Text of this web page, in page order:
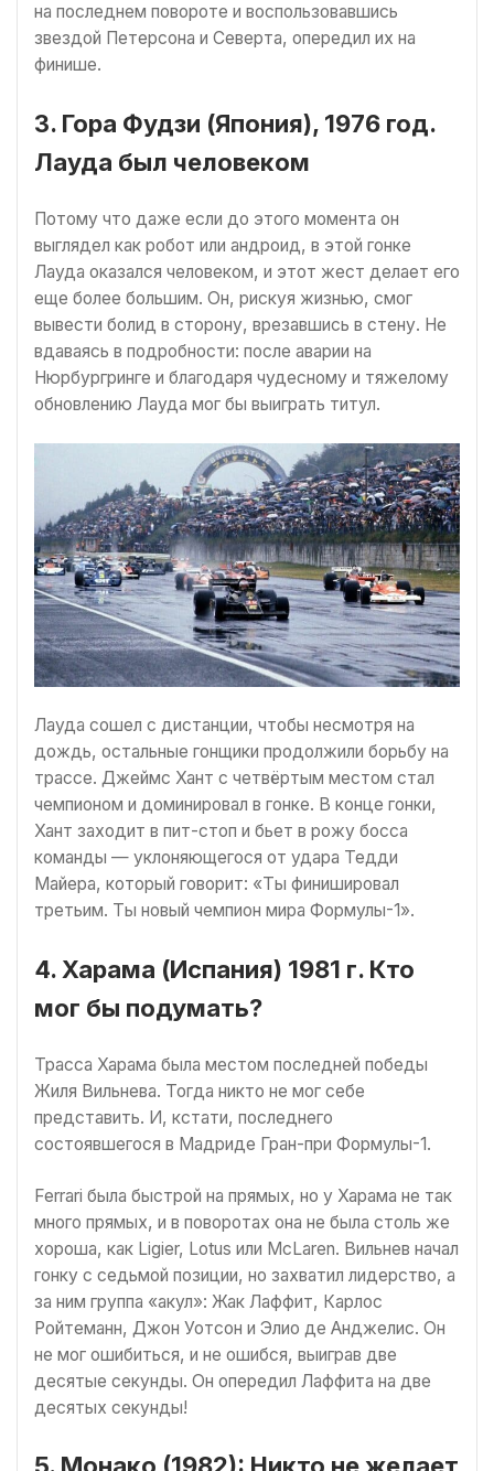
на последнем повороте и воспользовавшись
звездой Петерсона и Северта, опередил их на
финише.
3. Гора Фудзи (Япония), 1976 год.
Лауда был человеком
Потому что даже если до этого момента он
выглядел как робот или андроид, в этой гонке
Лауда оказался человеком, и этот жест делает его
еще более большим. Он, рискуя жизнью, смог
вывести болид в сторону, врезавшись в стену. Не
вдаваясь в подробности: после аварии на
Нюрбургринге и благодаря чудесному и тяжелому
обновлению Лауда мог бы выиграть титул.
Лауда сошел с дистанции, чтобы несмотря на
дождь, остальные гонщики продолжили борьбу на
трассе. Джеймс Хант с четвёртым местом стал
чемпионом и доминировал в гонке. В конце гонки,
Хант заходит в пит-стоп и бьет в рожу босса
команды — уклоняющегося от удара Тедди
Майера, который говорит: «Ты финишировал
третьим. Ты новый чемпион мира Формулы-1».
4. Харама (Испания) 1981 г. Кто
мог бы подумать?
Трасса Харама была местом последней победы
Жиля Вильнева. Тогда никто не мог себе
представить. И, кстати, последнего
состоявшегося в Мадриде Гран-при Формулы-1.
Ferrari была быстрой на прямых, но у Харама не так
много прямых, и в поворотах она не была столь же
хороша, как Ligier, Lotus или McLaren. Вильнев начал
гонку с седьмой позиции, но захватил лидерство, а
за ним группа «акул»: Жак Лаффит, Карлос
Ройтеманн, Джон Уотсон и Элио де Анджелис. Он
не мог ошибиться, и не ошибся, выиграв две
десятые секунды. Он опередил Лаффита на две
десятых секунды!